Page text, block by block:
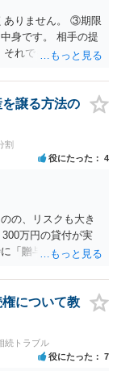
ありません。 ③期限
身です。 相手の提
れでもあなた有利
譲る方法の
割
役にたった 4
の、リスクも大き
万円の貸付が実
「贈与」と評価さ
託・目的信託） 財
職）に管理させ、
余を友人や慈善団
なるため、子の関
せ 生活資金は手元
を活用。保険金は
について教
続トラブル
役にたった 7